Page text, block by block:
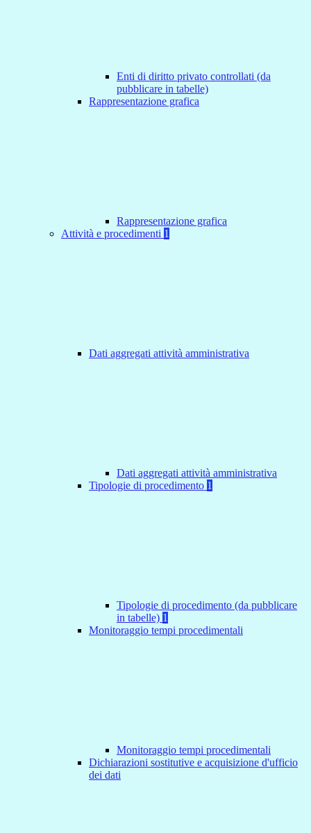
Enti di diritto privato controllati (da
pubblicare in tabelle)
Rappresentazione grafica
Rappresentazione grafica
Attività e procedimenti 1
Dati aggregati attività amministrativa
Dati aggregati attività amministrativa
Tipologie di procedimento 1
Tipologie di procedimento (da pubblicare
in tabelle) 1
Monitoraggio tempi procedimentali
Monitoraggio tempi procedimentali
Dichiarazioni sostitutive e acquisizione d'ufficio
dei dati